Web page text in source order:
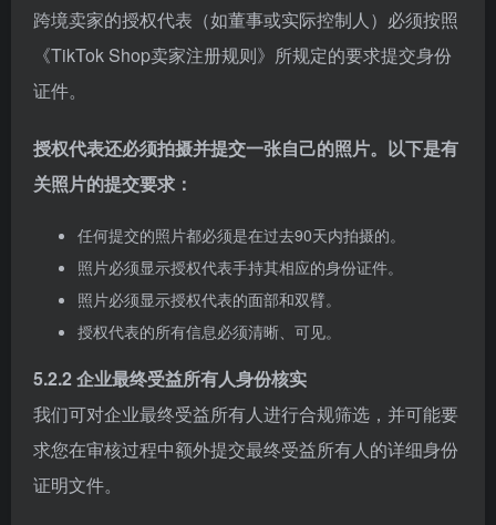
跨境卖家的授权代表（如董事或实际控制人）必须按照
《TikTok Shop卖家注册规则》所规定的要求提交身份
证件。
授权代表还必须拍摄并提交一张自己的照片。以下是有
关照片的提交要求：
任何提交的照片都必须是在过去90天内拍摄的。
照片必须显示授权代表手持其相应的身份证件。
照片必须显示授权代表的面部和双臂。
授权代表的所有信息必须清晰、可见。
5.2.2 企业最终受益所有人身份核实
我们可对企业最终受益所有人进行合规筛选，并可能要
求您在审核过程中额外提交最终受益所有人的详细身份
证明文件。